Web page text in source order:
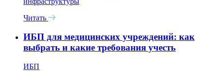
Читать
ИБП для медицинских учреждений: как
выбрать и какие требования учесть
ИБП